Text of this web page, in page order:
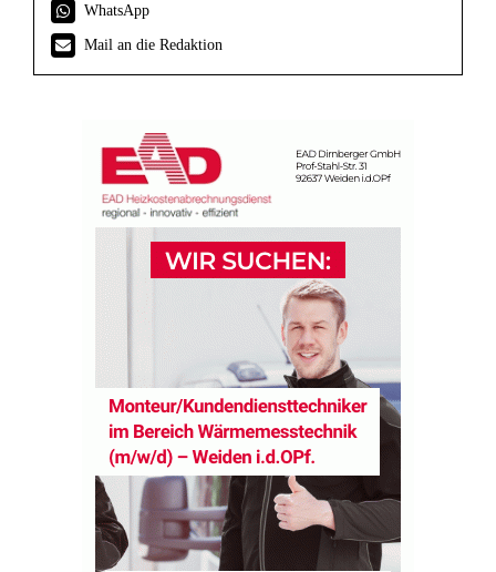
WhatsApp
Mail an die Redaktion